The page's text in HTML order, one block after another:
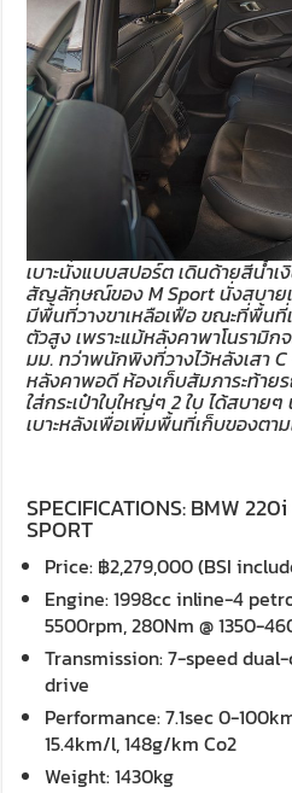
เบาะนั่งแบบสปอร์ต เดินด้ายสีน้ำ
สัญลักษณ์ของ M Sport นั่งสบายแ
มีพื้นที่วางขาเหลือเฟือ ขณะที่พื้น
ตัวสูง เพราะแม้หลังคาพาโนรามิก
มม. ทว่าพนักพิงที่วางไว้หลังเสา
หลังคาพอดี ห้องเก็บสัมภาระท้าย
ใส่กระเป๋าใบใหญ่ๆ 2 ใบ ได้สบา
เบาะหลังเพื่อเพิ่มพื้นที่เก็บของตา
SPECIFICATIONS: BMW
SPORT
Price: ฿2,279,000 (BSI
Engine: 1998cc inline-4
5500rpm, 280Nm @ 1350-
Transmission: 7-speed
drive
Performance: 7.1sec 0-
15.4km/l, 148g/km Co2
Weight: 1430kg